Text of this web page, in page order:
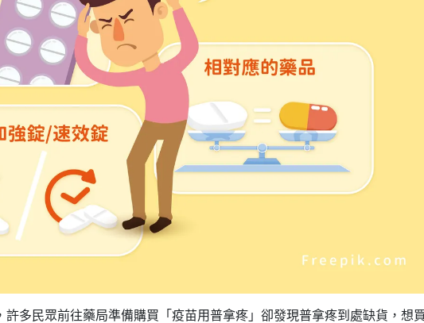
許多民眾前往藥局準備購買「疫苗用普拿疼」卻發現普拿疼到處缺貨，想